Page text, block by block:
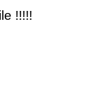
!!!!!